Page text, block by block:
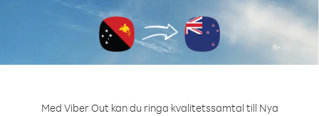
Med Viber Out kan du ringa kvalitetssamtal till Nya